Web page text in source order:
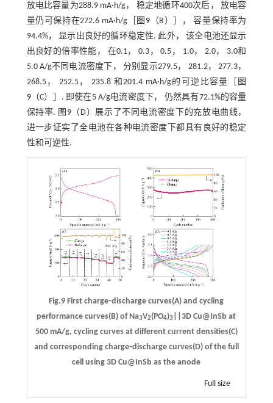
放电比容量为288.9 mA·h/g， 稳定地循环400次后， 放电容
量仍可保持在272.6 mA·h/g［
图9（B）］， 容量保持率为
94.4%， 显示出良好的循环稳定性. 此外， 该全电池还显示
出良好的倍率性能， 在0.1， 0.3， 0.5， 1.0， 2.0， 3.0和
5.0 A/g不同电流密度下， 分别显示279.5， 281.2， 277.3，
268.5， 252.5， 235.8 和201.4 mA·h/g的可逆比容量［
图
9（C）］. 即使在5 A/g电流密度下， 仍然具有72.1%的容量
保持率. 图9（D）展示了不同电流密度下的充放电曲线，
进一步证实了全电池在各种电流密度下都具有良好的稳定
性和可逆性.
Fig.9 First charge⁃discharge curves(A) and cycling
performance curves(B) of Na3V2(PO4)3
||3D Cu@InSb at
500 mA/g, cycling curves at different current densities(C)
and corresponding charge⁃discharge curves(D) of the full
cell using 3D Cu@InSb as the anode
Full size